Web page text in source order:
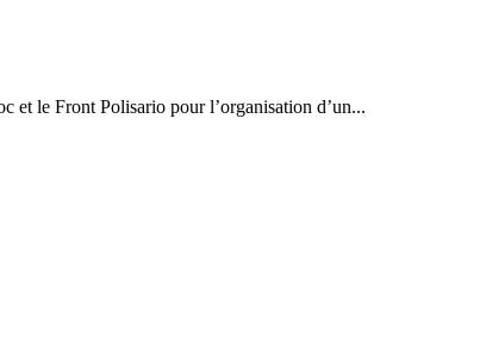
et le Front Polisario pour l’organisation d’un...